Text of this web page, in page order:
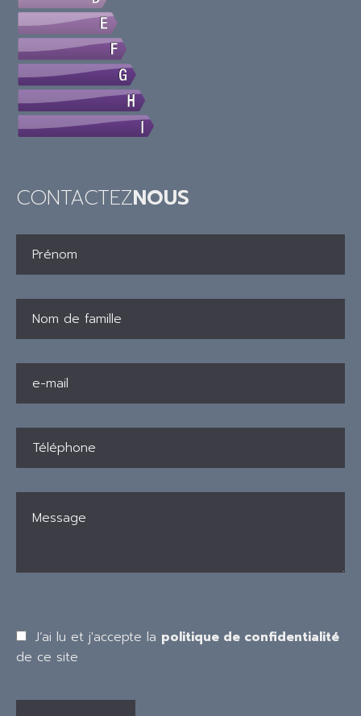
CONTACTEZNOUS
J’ai lu et j'accepte la politique de confidentialité
de ce site